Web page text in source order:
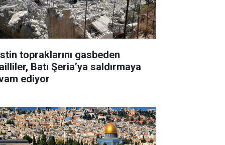
topraklarını gasbeden
Batı Şeria’ya saldırmaya
ediyor